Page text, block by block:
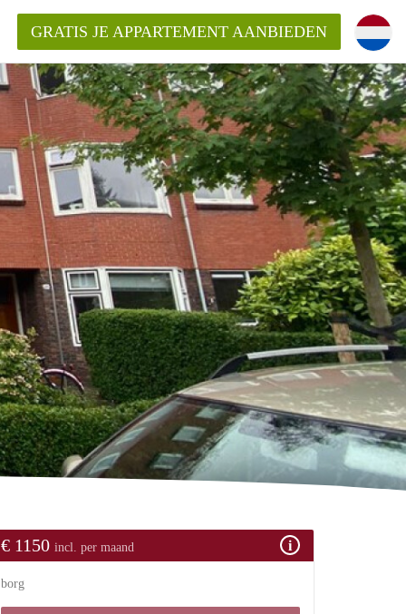
in Groningen?
GRATIS JE APPARTEMENT AANBIEDEN
€ 1150 incl. per maand
borg